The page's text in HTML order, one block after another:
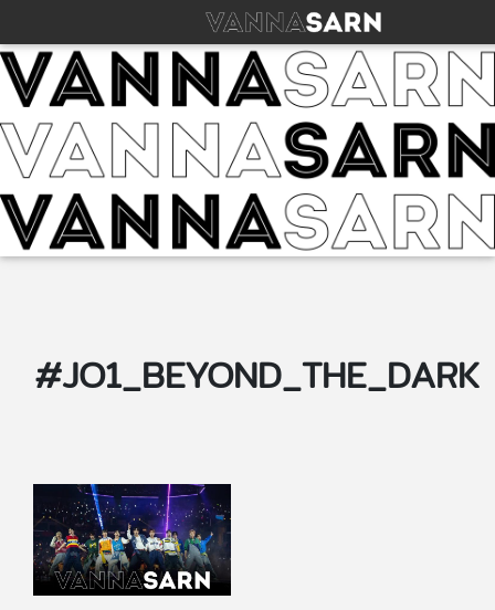
#JO1_BEYOND_THE_DARK